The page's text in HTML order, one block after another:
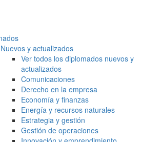
Nuevos y actualizados
Ver todos los diplomados nuevos y
actualizados
Comunicaciones
Derecho en la empresa
Economía y finanzas
Energía y recursos naturales
Estrategia y gestión
Gestión de operaciones